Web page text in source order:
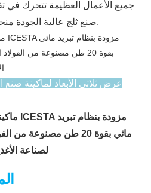
جميع الأعمال العظيمة تتحرك في
صنع ثلج عالية الجودة منحوتة بدقة من هذه التفاصيل.
عرض ثلاثي الأبعاد لماكينة